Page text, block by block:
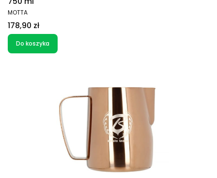
PRODUCENT
MOTTA
Cena
178,90 zł
Do koszyka